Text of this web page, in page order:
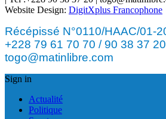
Website Design: DigitXplus Francophone
Récépissé N°0110/HAAC/01-
+228 79 61 70 70 / 90 38 37
togo@matinlibre.com
Sign in
Actualité
Politique